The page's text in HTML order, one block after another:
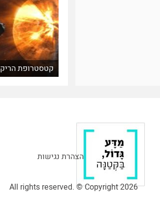
קטסטרופת הריק
הצהרת נגישות
All rights reserved. © Copyright 2026